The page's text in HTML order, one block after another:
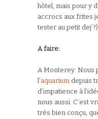
hôtel, mais pour y
accrocs aux frites
tester au petit
A faire:
A Monterey: Nous
l’aquarium depuis
d’impatience à
nous aussi. C’est
très bien conçu,